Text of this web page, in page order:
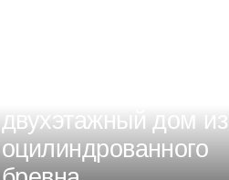
двухэтажный дом из
оцилиндрованного